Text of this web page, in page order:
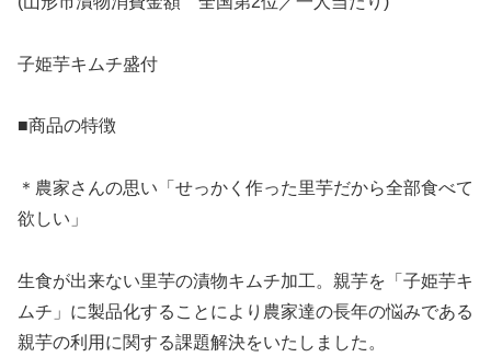
子姫芋キムチ盛付
■商品の特徴
＊農家さんの思い「せっかく作った里芋だから全部食べて
欲しい」
生食が出来ない里芋の漬物キムチ加工。親芋を「子姫芋キ
ムチ」に製品化することにより農家達の長年の悩みである
親芋の利用に関する課題解決をいたしました。